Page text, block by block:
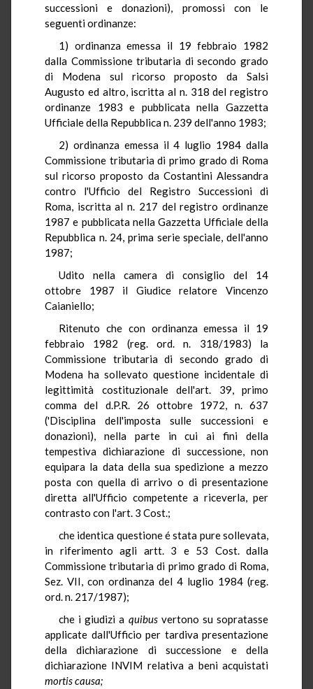
successioni e donazioni), promossi con le
seguenti ordinanze:
1) ordinanza emessa il 19 febbraio 1982
dalla Commissione tributaria di secondo grado
di Modena sul ricorso proposto da Salsi
Augusto ed altro, iscritta al n. 318 del registro
ordinanze 1983 e pubblicata nella Gazzetta
Ufficiale della Repubblica n. 239 dell'anno 1983;
2) ordinanza emessa il 4 luglio 1984 dalla
Commissione tributaria di primo grado di Roma
sul ricorso proposto da Costantini Alessandra
contro l'Ufficio del Registro Successioni di
Roma, iscritta al n. 217 del registro ordinanze
1987 e pubblicata nella Gazzetta Ufficiale della
Repubblica n. 24, prima serie speciale, dell'anno
1987;
Udito nella camera di consiglio del 14
ottobre 1987 il Giudice relatore Vincenzo
Caianiello;
Ritenuto che con ordinanza emessa il 19
febbraio 1982 (reg. ord. n. 318/1983) la
Commissione tributaria di secondo grado di
Modena ha sollevato questione incidentale di
legittimità costituzionale dell'art. 39, primo
comma del d.P.R. 26 ottobre 1972, n. 637
('Disciplina dell'imposta sulle successioni e
donazioni), nella parte in cui ai fini della
tempestiva dichiarazione di successione, non
equipara la data della sua spedizione a mezzo
posta con quella di arrivo o di presentazione
diretta all'Ufficio competente a riceverla, per
contrasto con l'art. 3 Cost.;
che identica questione é stata pure sollevata,
in riferimento agli artt. 3 e 53 Cost. dalla
Commissione tributaria di primo grado di Roma,
Sez. VII, con ordinanza del 4 luglio 1984 (reg.
ord. n. 217/1987);
che i giudizi a quibusvertono su sopratasse
applicate dall'Ufficio per tardiva presentazione
della dichiarazione di successione e della
dichiarazione INVIM relativa a beni acquistati
mortis causa;